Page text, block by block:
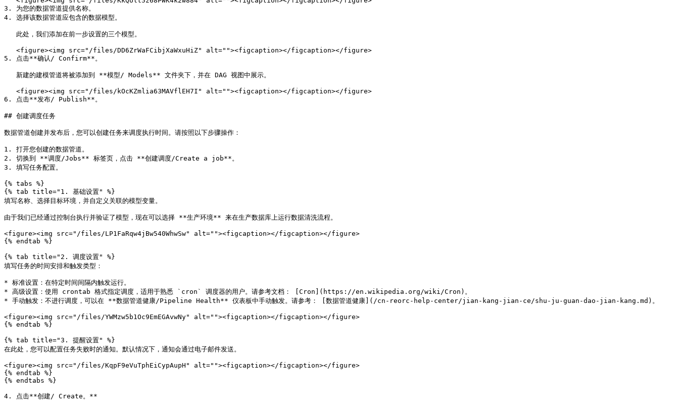
3. 为您的数据管道提供名称。
4. 选择该数据管道应包含的数据模型。
5. 点击**确认/ Confirm**。
6. 点击**发布/ Publish**。
## 创建调度任务
数据管道创建并发布后，您可以创建任务来调度执行时间。请按照以下步骤操作：
1. 打开您创建的数据管道。
2. 切换到 **调度/Jobs** 标签页，点击 **创建调度/Create a job**。
3. 填写任务配置。
{% tabs %}
{% tab title="1. 基础设置" %}
填写名称、选择目标环境，并自定义关联的模型变量。
由于我们已经通过控制台执行并验证了模型，现在可以选择 **生产环境** 来在生产数据库上运行数据清洗流程。
<figure><img src="/files/LP1FaRqw4jBw540WhwSw" alt=""><figcaption></figcaption></figure>
{% endtab %}
{% tab title="2. 调度设置" %}
填写任务的时间安排和触发类型：
* 标准设置：在特定时间间隔内触发运行。
* 高级设置：使用 crontab 格式指定调度，适用于熟悉 `cron` 调度器的用户。请参考文档： [Cron](https://en.wikipedia.org/wiki/Cron)。
* 手动触发：不进行调度，可以在 **数据管道健康/Pipeline Health** 仪表板中手动触发。请参考： [数据管道健康](/cn-reorc-help-center/jian-kang-jian-ce/shu-ju-guan-dao-jian-kang.md)。
<figure><img src="/files/YWMzw5b1Oc9EmEGAvwNy" alt=""><figcaption></figcaption></figure>
{% endtab %}
{% tab title="3. 提醒设置" %}
在此处，您可以配置任务失败时的通知。默认情况下，通知会通过电子邮件发送。
<figure><img src="/files/KqpF9eVuTphEiCypAupH" alt=""><figcaption></figcaption></figure>
{% endtab %}
{% endtabs %}
4. 点击**创建/ Create。**